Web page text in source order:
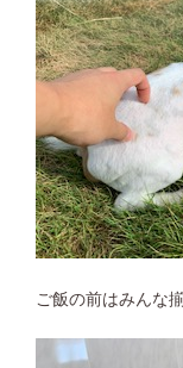
ご飯の前はみんな